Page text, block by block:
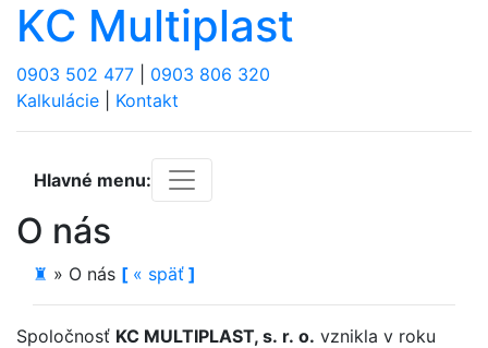
KC Multiplast
0903 502 477
0903 806 320
Kalkulácie
Kontakt
Hlavné menu:
O nás
♜ » O nás [ « späť ]
Spoločnosť KC MULTIPLAST, s. r. o. vznikla v roku